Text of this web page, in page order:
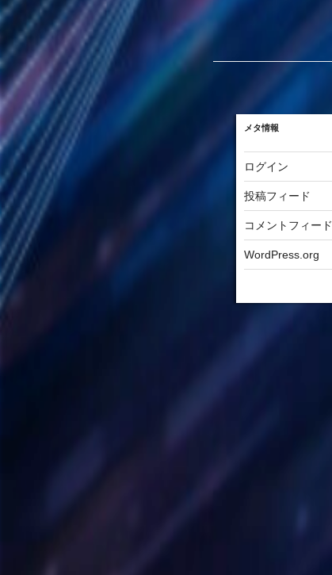
メタ情報
ログイン
投稿フィード
コメントフィード
WordPress.org